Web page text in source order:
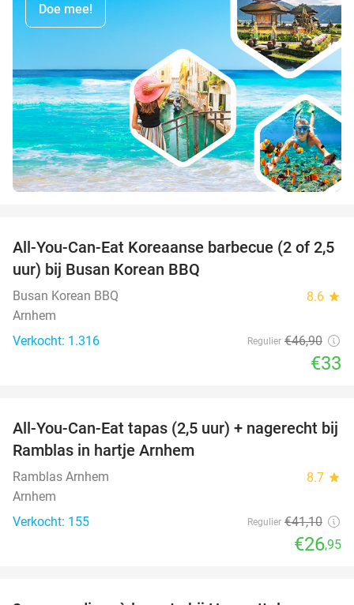
Doe mee!
30%
All-You-Can-Eat Koreaanse barbecue (2 of 2,5
uur) bij Busan Korean BBQ
Busan Korean BBQ 8.6 star
Arnhem
Verkocht: 1.316
Regulier €46,90
€33
34%
All-You-Can-Eat tapas (2,5 uur) + nagerecht bij
Ramblas in hartje Arnhem
Ramblas Arnhem 8.7 star
Arnhem
Verkocht: 155
Regulier €41,10
€26,95